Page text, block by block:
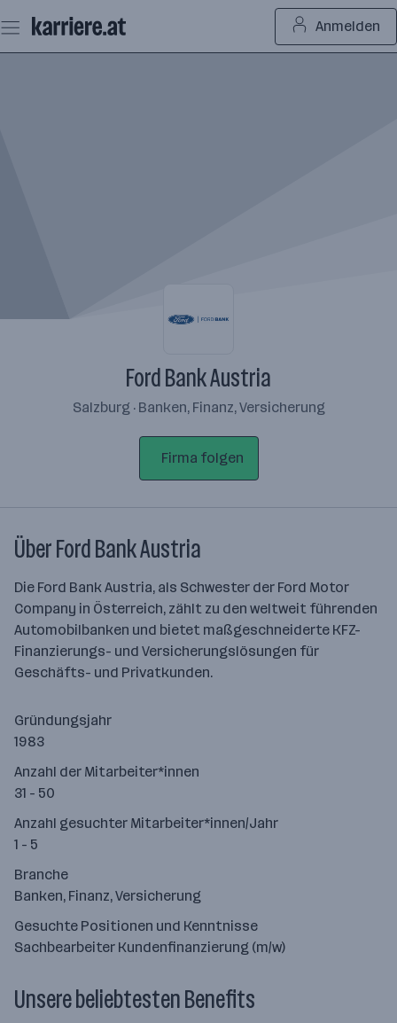
Seiteninhalt
springen
Anmelden
Ford Bank Austria
Salzburg · Banken, Finanz, Versicherung
Firma folgen
Über Ford Bank Austria
Die Ford Bank Austria, als Schwester der Ford Motor
Company in Österreich, zählt zu den weltweit führenden
Automobilbanken und bietet maßgeschneiderte KFZ-
Finanzierungs- und Versicherungslösungen für
Geschäfts- und Privatkunden.
Gründungsjahr
1983
Anzahl der Mitarbeiter*innen
31 - 50
Anzahl gesuchter Mitarbeiter*innen/Jahr
1 - 5
Branche
Banken, Finanz, Versicherung
Gesuchte Positionen und Kenntnisse
Sachbearbeiter Kundenfinanzierung (m/w)
Unsere beliebtesten Benefits